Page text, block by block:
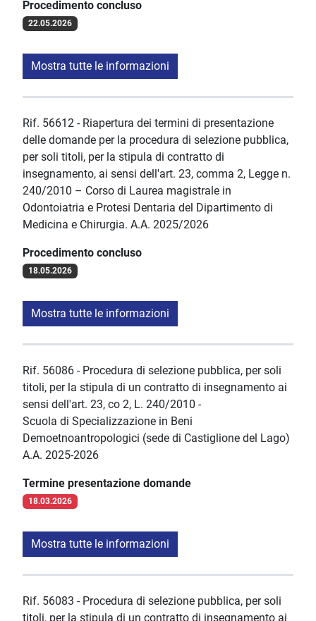
Procedimento concluso
22.05.2026
Mostra tutte le informazioni
Rif. 56612 - Riapertura dei termini di presentazione
delle domande per la procedura di selezione pubblica,
per soli titoli, per la stipula di contratto di
insegnamento, ai sensi dell'art. 23, comma 2, Legge n.
240/2010 – Corso di Laurea magistrale in
Odontoiatria e Protesi Dentaria del Dipartimento di
Medicina e Chirurgia. A.A. 2025/2026
Procedimento concluso
18.05.2026
Mostra tutte le informazioni
Rif. 56086 - Procedura di selezione pubblica, per soli
titoli, per la stipula di un contratto di insegnamento ai
sensi dell'art. 23, co 2, L. 240/2010 -
Scuola di Specializzazione in Beni
Demoetnoantropologici (sede di Castiglione del Lago)
A.A. 2025-2026
Termine presentazione domande
18.03.2026
Mostra tutte le informazioni
Rif. 56083 - Procedura di selezione pubblica, per soli
titoli, per la stipula di un contratto di insegnamento ai